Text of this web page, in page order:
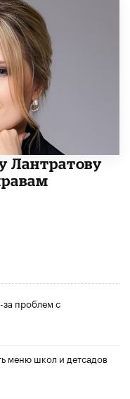
Лантратову
проблем с
меню школ и детсадов